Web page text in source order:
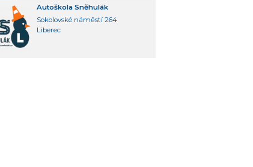
Autoškola Sněhulák
Sokolovské náměstí 264
Liberec